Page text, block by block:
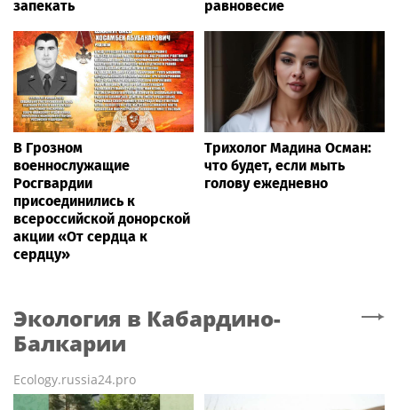
запекать
равновесие
В Грозном
военнослужащие
Росгвардии
присоединились к
всероссийской донорской
акции «От сердца к
сердцу»
Трихолог Мадина Осман:
что будет, если мыть
голову ежедневно
Экология в Кабардино-
Балкарии
Ecology.russia24.pro